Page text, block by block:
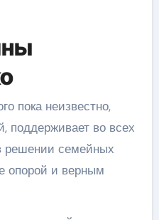
пока неизвестно,
поддерживает во всех
решении семейных
опорой и верным